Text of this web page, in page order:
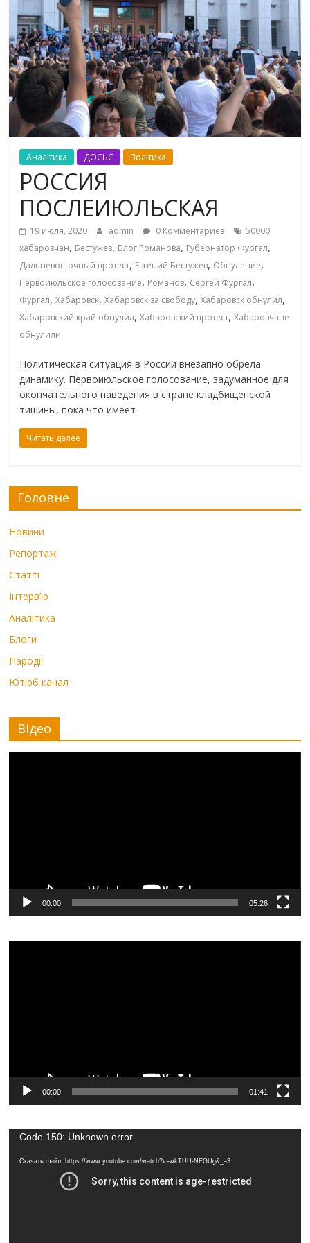
Аналітика ДОСЬЄ Політика
РОССИЯ
ПОСЛЕИЮЛЬСКАЯ
19 июля, 2020 admin 0 Комментариев
50000
хабаровчан, Бестужев, Блог Романова, Губернатор Фургал,
Дальневосточный протест, Евгений Бестужев, Обнуление,
Первоиюльское голосование, Романов, Сергей Фургал,
Фургал,Хабаровск,Хабаровск за свободу,Хабаровск обнулил,
Хабаровский край обнулил,Хабаровский протест,Хабаровчане
обнулили
Политическая ситуация в России внезапно обрела
динамику. Первоиюльское голосование, задуманное для
окончательного наведения в стране кладбищенской
тишины, пока что имеет
Читать далее
Головне
Новини
Репортаж
Статті
Інтерв’ю
Аналітика
Блоги
Пародії
Ютюб канал
Відео
00:00 05:26
00:00 01:41
Видеоплеер
Code 150: Unknown error.
Скачать файл: https://www.youtube.com/watch?v=wkTUU-NEGUg&_=3